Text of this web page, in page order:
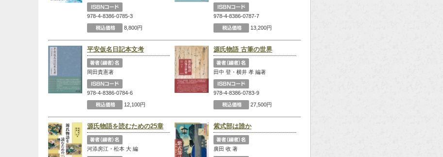
978-4-8386-0785-3
8,800円
978-4-8386-0787-7
13,200円
平安仮名日記本文考
岡田貴憲著
978-4-8386-0784-6
12,100円
源氏物語 古筆の世界
田中 登・横井 孝 編著
978-4-8386-0783-9
27,500円
源氏物語を読むための25章
河添房江・松本 大 編
紫式部は誰か
廣田 收 著